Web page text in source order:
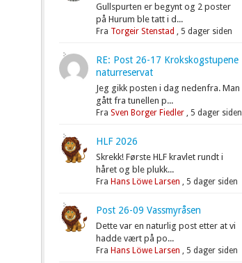
Gullspurten er begynt og 2 poster
på Hurum ble tatt i d...
Fra Torgeir Stenstad , 5 dager siden
RE: Post 26-17 Krokskogstupene
naturreservat
Jeg gikk posten i dag nedenfra. Man
gått fra tunellen p...
Fra Sven Borger Fiedler, 5 dager siden
HLF 2026
Skrekk! Første HLF kravlet rundt i
håret og ble plukk...
Fra Hans Löwe Larsen , 5 dager siden
Post 26-09 Vassmyråsen
Dette var en naturlig post etter at vi
hadde vært på po...
Fra Hans Löwe Larsen , 5 dager siden